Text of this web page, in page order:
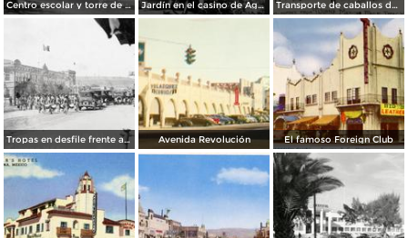
Centro escolar y torre de Agua Caliente Jardín en el casino de Agua Caliente Transporte de caballos del hipódromo hacia Estados Unidos
Tropas en desfile frente al Palacio Federal Avenida Revolución El famoso Foreign Club